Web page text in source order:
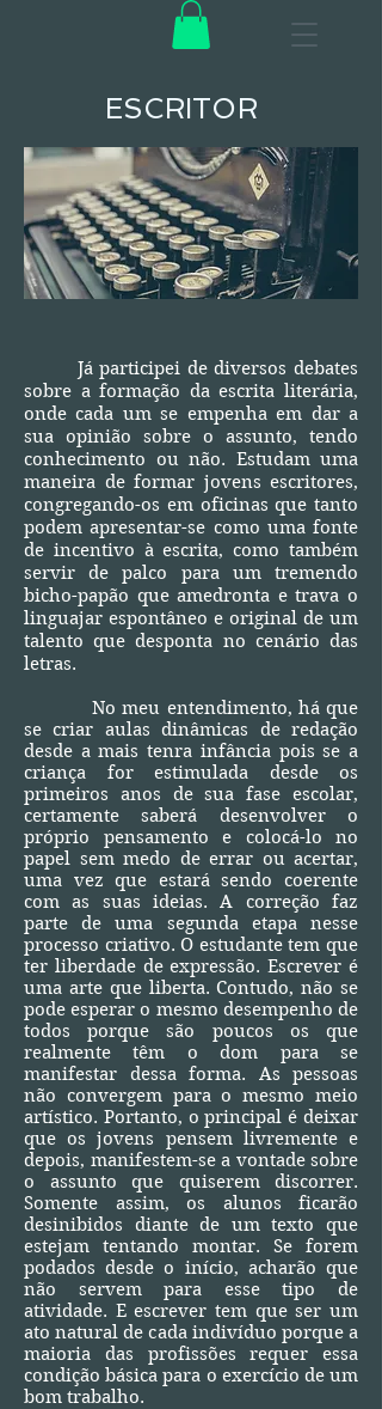
ESCRITOR
Já participei de diversos debates
sobre a formação da escrita literária,
onde cada um se empenha em dar a
sua opinião sobre o assunto, tendo
conhecimento ou não. Estudam uma
maneira de formar jovens escritores,
congregando-os em oficinas que tanto
podem apresentar-se como uma fonte
de incentivo à escrita, como também
servir de palco para um tremendo
bicho-papão que amedronta e trava o
linguajar espontâneo e original de um
talento que desponta no cenário das
letras.
No meu entendimento, há que
se criar aulas dinâmicas de redação
desde a mais tenra infância pois se a
criança for estimulada desde os
primeiros anos de sua fase escolar,
certamente saberá desenvolver o
próprio pensamento e colocá-lo no
papel sem medo de errar ou acertar,
uma vez que estará sendo coerente
com as suas ideias. A correção faz
parte de uma segunda etapa nesse
processo criativo. O estudante tem que
ter liberdade de expressão. Escrever é
uma arte que liberta. Contudo, não se
pode esperar o mesmo desempenho de
todos porque são poucos os que
realmente têm o dom para se
manifestar dessa forma. As pessoas
não convergem para o mesmo meio
artístico. Portanto, o principal é deixar
que os jovens pensem livremente e
depois, manifestem-se a vontade sobre
o assunto que quiserem discorrer.
Somente assim, os alunos ficarão
desinibidos diante de um texto que
estejam tentando montar. Se forem
podados desde o início, acharão que
não servem para esse tipo de
atividade. E escrever tem que ser um
ato natural de cada indivíduo porque a
maioria das profissões requer essa
condição básica para o exercício de um
bom trabalho.